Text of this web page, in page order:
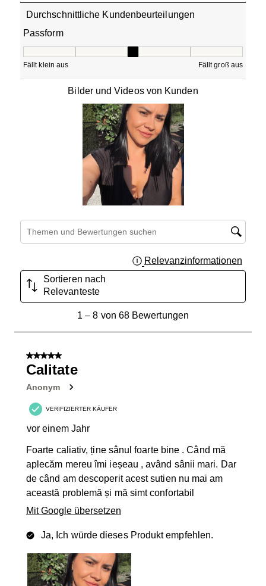
Durchschnittliche Kundenbeurteilungen
Passform
Fällt klein aus Fällt groß aus
Bilder und Videos von Kunden
Suchthemen und Bewertungen Suchregion
Relevanzinformationen
Sortieren nach
Relevanteste
von
Bewertungen.
1 – 8 von 68 Bewertungen
5 von 5 Sternen.
Calitate
Anonym
VERIFIZIERTER KÄUFER
vor einem Jahr
Foarte caliativ, ține sânul foarte bine . Când mă
aplecăm mereu îmi ieșeau , având sânii mari. Dar
de când am descoperit acest sutien nu mai am
această problemă și mă simt confortabil
Mit Google übersetzen
Ja, Ich würde dieses Produkt empfehlen.